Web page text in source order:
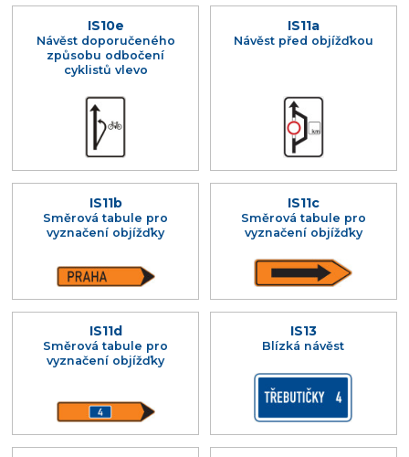
IS10e
Návěst doporučeného
způsobu odbočení
cyklistů vlevo
IS11a
Návěst před objížďkou
IS11b
Směrová tabule pro
vyznačení objížďky
IS11c
Směrová tabule pro
vyznačení objížďky
IS11d
Směrová tabule pro
vyznačení objížďky
IS13
Blízká návěst